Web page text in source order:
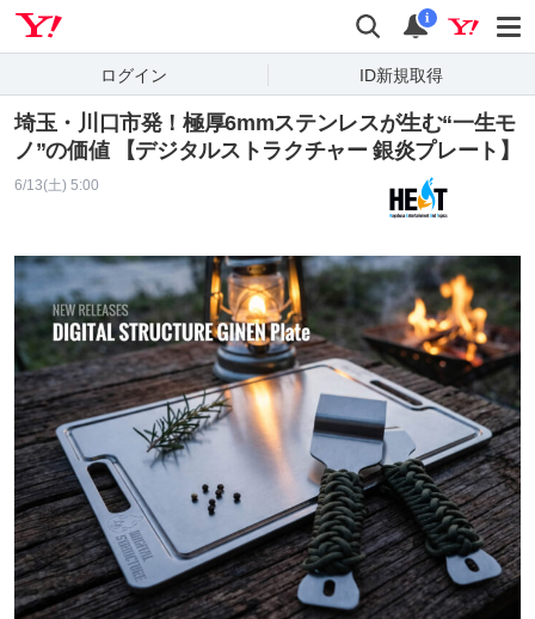
検索 通知
i
ログイン ID新規取得
埼玉・川口市発！極厚6mmステンレスが生む“一生モ
ノ”の価値 【デジタルストラクチャー 銀炎プレート】
6/13(土) 5:00